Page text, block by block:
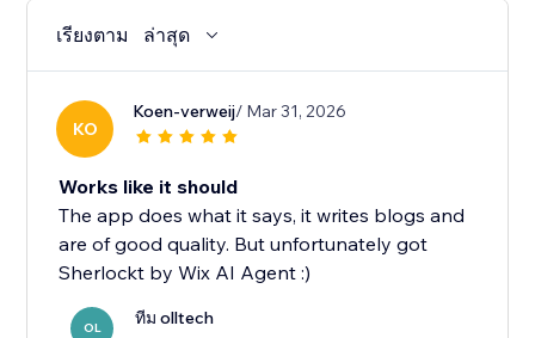
เรียงตาม ล่าสุด
KO
Koen-verweij/ Mar 31, 2026
Works like it should
The app does what it says, it writes blogs and
are of good quality. But unfortunately got
Sherlockt by Wix AI Agent :)
OL ทีม olltech